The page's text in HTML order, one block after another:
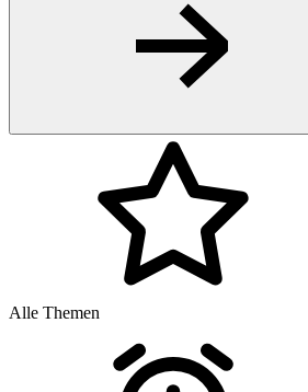
Alle Themen